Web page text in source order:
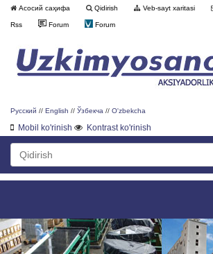
Асосий саҳифа Qidirish Veb-sayt xaritasi
Rss Forum Forum
Русский // English // Ўзбекча // O'zbekcha
Mobil ko'rinish Kontrast ko'rinish